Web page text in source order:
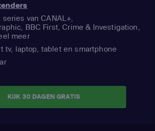
van CANAL+,
BBC First, Crime & Investigation,
meer
tv, laptop, tablet en smartphone
KIJK 30 DAGEN GRATIS